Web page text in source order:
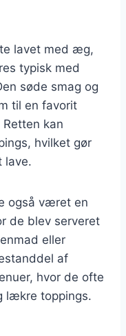
lavet med æg,
typisk med
søde smag og
til en favorit
kan
hvilket gør
lave.
også været en
de blev serveret
eller
af
hvor de ofte
lækre toppings.